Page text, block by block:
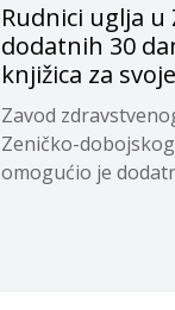
Rudnici uglja u
dodatnih 30
knjižica za
Zavod
Zeničko-
omogućio je